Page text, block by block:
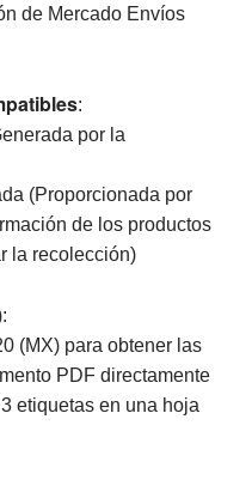
de Mercado Envíos
:
por la
(Proporcionada por
de los productos
la recolección)
(MX) para obtener las
PDF directamente
etiquetas en una hoja